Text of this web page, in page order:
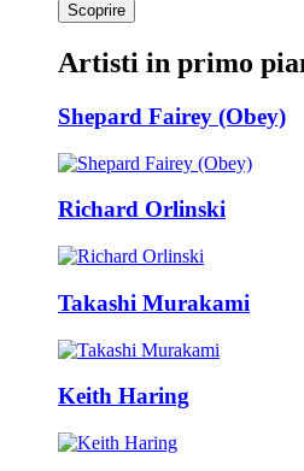
Scoprire
Artisti in primo
Shepard Fairey (Obey)
Richard Orlinski
Takashi Murakami
Keith Haring